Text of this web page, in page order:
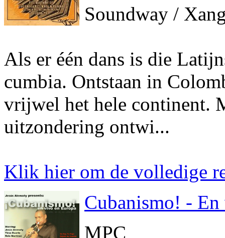
Soundway /
Als er één dans is die
cumbia. Ontstaan in
vrijwel het hele continent.
uitzondering ontwi...
Klik hier om de volledige
Cubanismo! -
MPC